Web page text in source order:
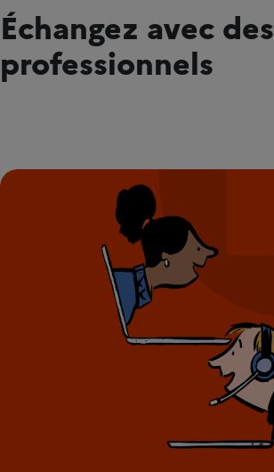
Échangez avec des
professionnels